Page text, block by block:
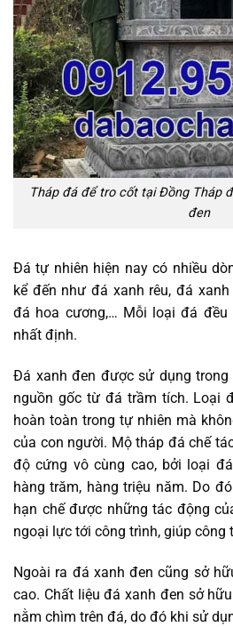
Tháp đá để tro cốt tại Đồng Tháp
đen
Đá tự nhiên hiện nay có nhiều
kể đến như đá xanh rêu, đá
đá hoa cương,… Mỗi loại đá
nhất định.
Đá xanh đen được sử dụng
nguồn gốc từ đá trầm tích. Loại
hoàn toàn trong tự nhiên mà
của con người. Mộ tháp đá chế
độ cứng vô cùng cao, bởi loại
hàng trăm, hàng triệu năm. Do
hạn chế được những tác động
ngoại lực tới công trình, giúp công
Ngoài ra đá xanh đen cũng sở
cao. Chất liệu đá xanh đen sở
nằm chìm trên đá, do đó khi sử